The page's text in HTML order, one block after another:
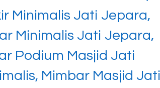
Minimalis Jati Jepara,
Minimalis Jati Jepara,
Podium Masjid Jati
Mimbar Masjid Jati